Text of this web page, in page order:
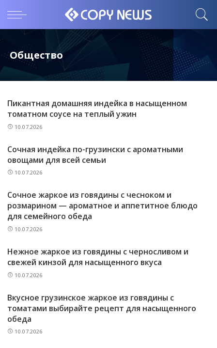
Общество
Пикантная домашняя индейка в насыщенном
томатном соусе на теплый ужин
10.07.2026
Сочная индейка по-грузински с ароматными
овощами для всей семьи
10.07.2026
Сочное жаркое из говядины с чесноком и
розмарином — ароматное и аппетитное блюдо
для семейного обеда
10.07.2026
Нежное жаркое из говядины с черносливом и
свежей кинзой для насыщенного вкуса
10.07.2026
Вкусное грузинское жаркое из говядины с
томатами выбирайте рецепт для насыщенного
обеда
10.07.2026